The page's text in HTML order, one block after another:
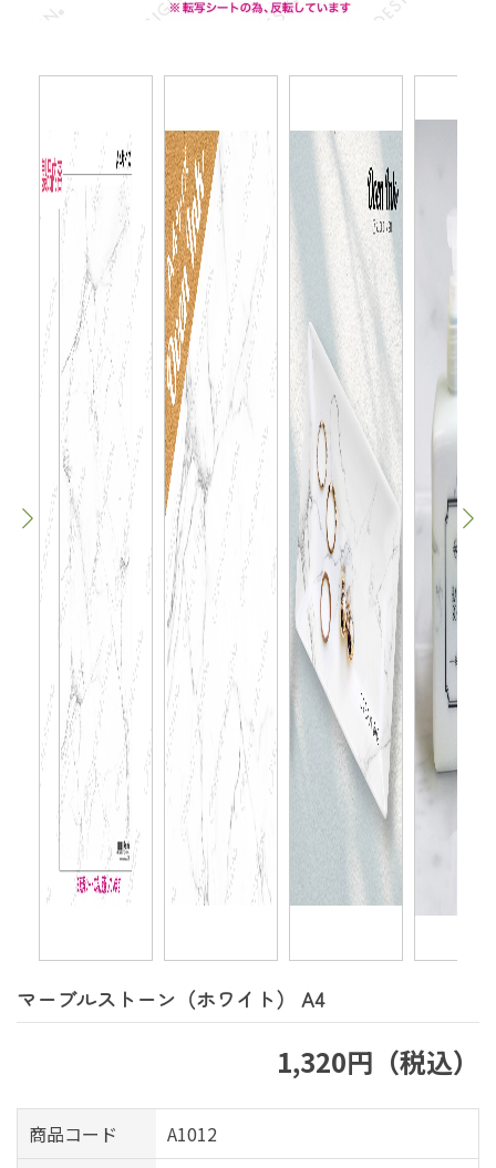
マーブルストーン（ホワイト） A4
1,320円（税込）
商品コード
A1012